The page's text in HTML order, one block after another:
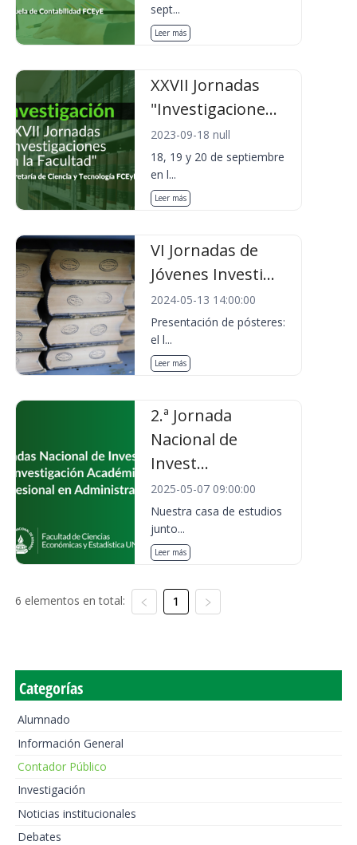
sept...
Leer más
XXVII Jornadas
"Investigacione...
2023-09-18 null
18, 19 y 20 de septiembre
en l...
Leer más
VI Jornadas de
Jóvenes Investi...
2024-05-13 14:00:00
Presentación de pósteres:
el l...
Leer más
2.ª Jornada
Nacional de
Invest...
2025-05-07 09:00:00
Nuestra casa de estudios
junto...
Leer más
6 elementos en total: 1
Categorías
Alumnado
Información General
Contador Público
Investigación
Noticias institucionales
Debates